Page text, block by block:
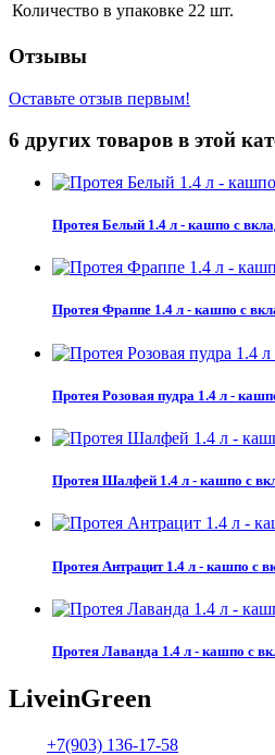
Количество в упаковке 22 шт.
Отзывы
Оставьте отзыв первым!
6 других товаров в этой
Протея Белый 1.4 л - кашпо с
Протея Фраппе 1.4 л - кашпо с
Протея Розовая пудра 1.4 л -
Протея Шалфей 1.4 л - кашпо с
Протея Антрацит 1.4 л - кашпо с
Протея Лаванда 1.4 л - кашпо с
LiveinGreen
+7(903) 136-17-58